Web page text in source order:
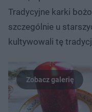
Tradycyjne karki
szczególnie u
kultywowali tę